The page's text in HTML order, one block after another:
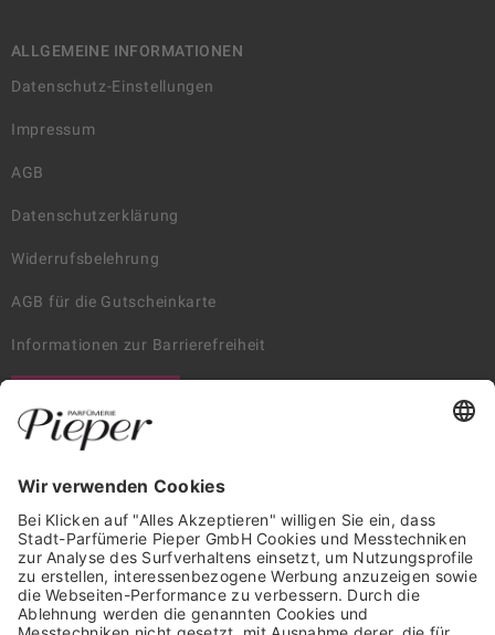
ALLGEMEINE INFORMATIONEN
Datenschutz-Einstellungen
Impressum
AGB
Datenschutzerklärung
Widerrufsbelehrung
AGB für die Gutscheinkarte
Informationen zur Barrierefreiheit